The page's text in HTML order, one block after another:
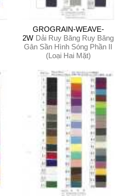
GROGRAIN-WEAVE-
2W Dải Ruy Băng Ruy Băng
Gân Sần Hình Sóng Phần II
(Loại Hai Mặt)